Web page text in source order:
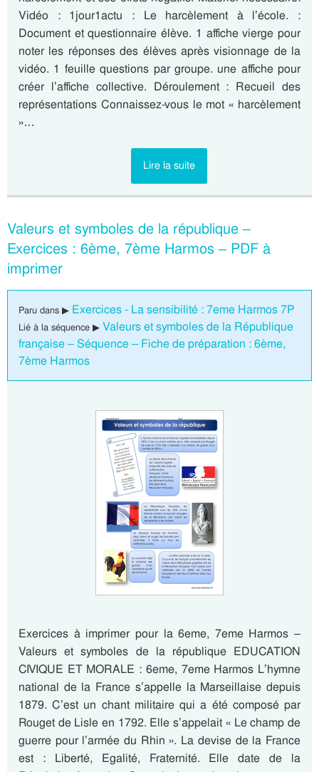
Vidéo : 1jour1actu : Le harcèlement à l’école. :
Document et questionnaire élève. 1 affiche vierge pour
noter les réponses des élèves après visionnage de la
vidéo. 1 feuille questions par groupe. une affiche pour
créer l’affiche collective. Déroulement : Recueil des
représentations Connaissez-vous le mot « harcèlement
»…
Lire la suite
Valeurs et symboles de la république –
Exercices : 6ème, 7ème Harmos – PDF à
imprimer
Paru dans ▶ Exercices - La sensibilité : 7eme Harmos 7P
Lié à la séquence ▶ Valeurs et symboles de la République
française – Séquence – Fiche de préparation : 6ème,
7ème Harmos
Exercices à imprimer pour la 6eme, 7eme Harmos –
Valeurs et symboles de la république EDUCATION
CIVIQUE ET MORALE : 6eme, 7eme Harmos L’hymne
national de la France s’appelle la Marseillaise depuis
1879. C’est un chant militaire qui a été composé par
Rouget de Lisle en 1792. Elle s’appelait « Le champ de
guerre pour l’armée du Rhin ». La devise de la France
est : Liberté, Egalité, Fraternité. Elle date de la